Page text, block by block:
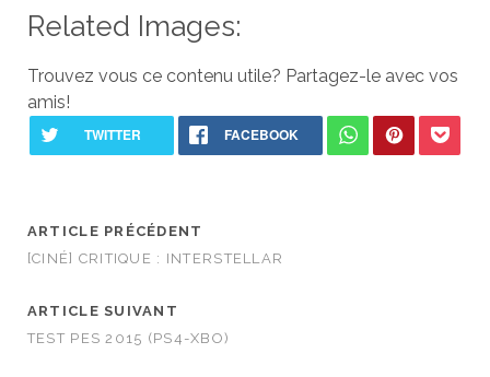
Related Images:
Trouvez vous ce contenu utile? Partagez-le avec vos
amis!
ARTICLE PRÉCÉDENT
[CINÉ] CRITIQUE : INTERSTELLAR
ARTICLE SUIVANT
TEST PES 2015 (PS4-XBO)